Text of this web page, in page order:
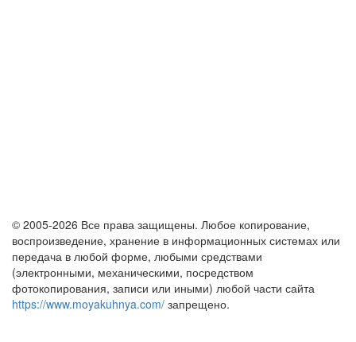
© 2005-2026 Все права защищены. Любое копирование,
воспроизведение, хранение в информационных системах или
передача в любой форме, любыми средствами
(электронными, механическими, посредством
фотокопирования, записи или иными) любой части сайта
https://www.moyakuhnya.com/ запрещено.